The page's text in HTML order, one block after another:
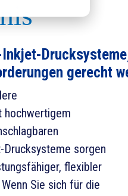
gerecht
hochwertigem
Drucksysteme sorgen
flexibler
Sie sich für die